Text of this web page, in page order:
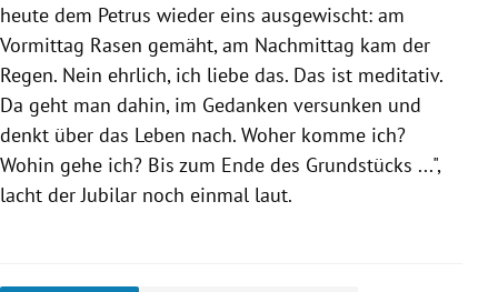
heute dem Petrus wieder eins ausgewischt: am
Vormittag Rasen gemäht, am Nachmittag kam der
Regen. Nein ehrlich, ich liebe das. Das ist meditativ.
Da geht man dahin, im Gedanken versunken und
denkt über das Leben nach. Woher komme ich?
Wohin gehe ich? Bis zum Ende des Grundstücks ...",
lacht der Jubilar noch einmal laut.